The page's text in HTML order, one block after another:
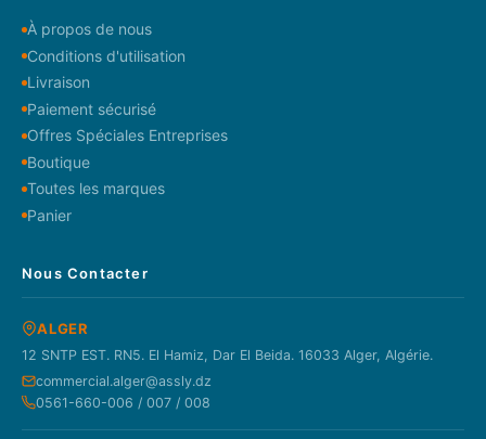
À propos de nous
Conditions d'utilisation
Livraison
Paiement sécurisé
Offres Spéciales Entreprises
Boutique
Toutes les marques
Panier
Nous Contacter
ALGER
12 SNTP EST. RN5. El Hamiz, Dar El Beida. 16033 Alger, Algérie.
commercial.alger@assly.dz
0561-660-006 / 007 / 008